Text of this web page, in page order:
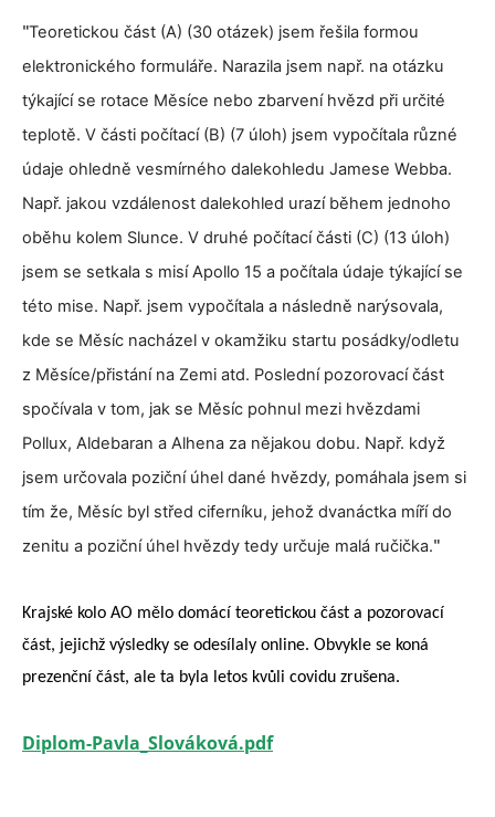
"Teoretickou část (A) (30 otázek) jsem řešila formou
elektronického formuláře. Narazila jsem např. na otázku
týkající se rotace Měsíce nebo zbarvení hvězd při určité
teplotě. V části počítací (B) (7 úloh) jsem vypočítala různé
údaje ohledně vesmírného dalekohledu Jamese Webba.
Např. jakou vzdálenost dalekohled urazí během jednoho
oběhu kolem Slunce. V druhé počítací části (C) (13 úloh)
jsem se setkala s misí Apollo 15 a počítala údaje týkající se
této mise. Např. jsem vypočítala a následně narýsovala,
kde se Měsíc nacházel v okamžiku startu posádky/odletu
z Měsíce/přistání na Zemi atd. Poslední pozorovací část
spočívala v tom, jak se Měsíc pohnul mezi hvězdami
Pollux, Aldebaran a Alhena za nějakou dobu. Např. když
jsem určovala poziční úhel dané hvězdy, pomáhala jsem si
tím že, Měsíc byl střed ciferníku, jehož dvanáctka míří do
zenitu a poziční úhel hvězdy tedy určuje malá ručička."
Krajské kolo AO mělo domácí teoretickou část a pozorovací
část, jejichž výsledky se odesílaly online. Obvykle se koná
prezenční část, ale ta byla letos kvůli covidu zrušena.
Diplom-Pavla_Slováková.pdf